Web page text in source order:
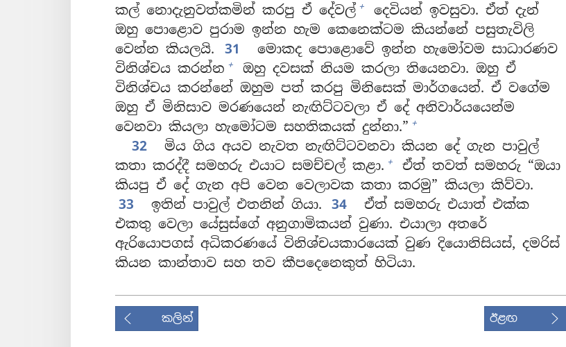
කල් නොදැනුවත්කමින් කරපු ඒ දේවල් +
දෙවියන් ඉවසුවා. ඒත් දැන්
ඔහු පොළොව පුරාම ඉන්න හැම කෙනෙක්ටම කියන්නේ පසුතැවිලි
වෙන්න කියලයි.
31
මොකද පොළොවේ ඉන්න හැමෝවම සාධාරණව
විනිශ්චය කරන්න +
ඔහු දවසක් නියම කරලා තියෙනවා. ඔහු ඒ
විනිශ්චය කරන්නේ ඔහුම පත් කරපු මිනිසෙක් මාර්ගයෙන්. ඒ වගේම
ඔහු ඒ මිනිසාව මරණයෙන් නැඟිට්ටවලා ඒ දේ අනිවාර්යයෙන්ම
වෙනවා කියලා හැමෝටම සහතිකයක් දුන්නා.” +
32
මිය ගිය අයව නැවත නැඟිට්ටවනවා කියන දේ ගැන පාවුල්
කතා කරද්දී සමහරු එයාට සමච්චල් කළා. +
ඒත් තවත් සමහරු “ඔයා
කියපු ඒ දේ ගැන අපි වෙන වෙලාවක කතා කරමු” කියලා කිව්වා.
33
ඉතින් පාවුල් එතනින් ගියා. 34
ඒත් සමහරු එයාත් එක්ක
එකතු වෙලා යේසුස්ගේ අනුගාමිකයන් වුණා. එයාලා අතරේ
ඇරියොපගස් අධිකරණයේ විනිශ්චයකාරයෙක් වුණ දියොනිසියස්, දමරිස්
කියන කාන්තාව සහ තව කීපදෙනෙකුත් හිටියා.
කලින් ඊළඟ